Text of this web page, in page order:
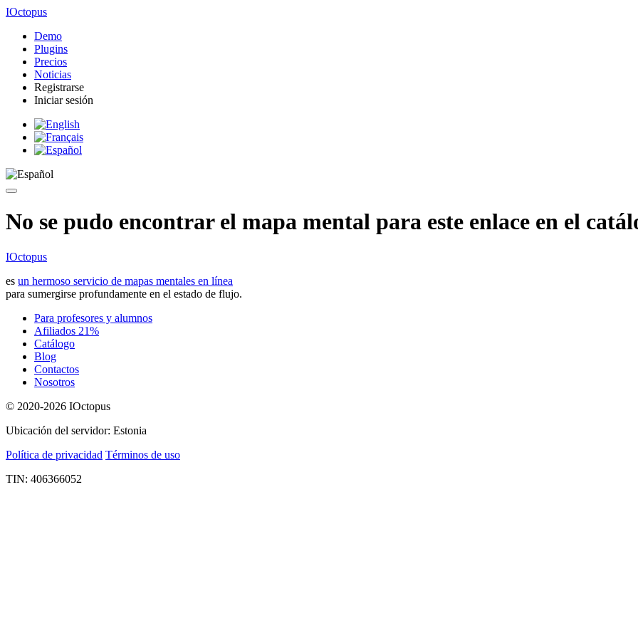
IOctopus
Demo
Plugins
Precios
Noticias
Registrarse
Iniciar sesión
No se pudo encontrar el mapa mental para este enlace en el
IOctopus
es un hermoso servicio de mapas mentales en línea
para sumergirse profundamente en el estado de flujo.
Para profesores y alumnos
Afiliados 21%
Catálogo
Blog
Contactos
Nosotros
© 2020-2026 IOctopus
Ubicación del servidor: Estonia
Política de privacidad Términos de uso
TIN: 406366052